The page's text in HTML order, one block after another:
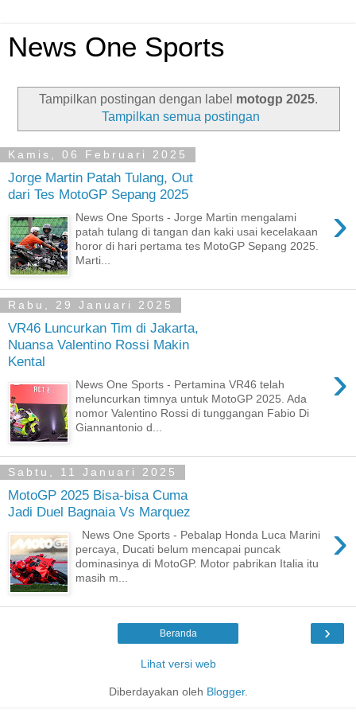
News One Sports
Tampilkan postingan dengan label motogp 2025.
Tampilkan semua postingan
Kamis, 06 Februari 2025
Jorge Martin Patah Tulang, Out
dari Tes MotoGP Sepang 2025
›
News One Sports - Jorge Martin mengalami
patah tulang di tangan dan kaki usai kecelakaan
horor di hari pertama tes MotoGP Sepang 2025.
Marti...
Rabu, 29 Januari 2025
VR46 Luncurkan Tim di Jakarta,
Nuansa Valentino Rossi Makin
Kental
›
News One Sports - Pertamina VR46 telah
meluncurkan timnya untuk MotoGP 2025. Ada
nomor Valentino Rossi di tunggangan Fabio Di
Giannantonio d...
Sabtu, 11 Januari 2025
MotoGP 2025 Bisa-bisa Cuma
Jadi Duel Bagnaia Vs Marquez
›
News One Sports - Pebalap Honda Luca Marini
percaya, Ducati belum mencapai puncak
dominasinya di MotoGP. Motor pabrikan Italia itu
masih m...
›
Beranda
Lihat versi web
Diberdayakan oleh Blogger.